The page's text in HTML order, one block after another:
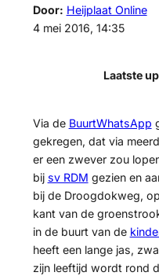
Door: Heijplaat Online
4 mei 2016, 14:35
Laatste
Via de BuurtWhatsApp
gekregen, dat via
er een zwever zou
bij sv RDM gezien en
bij de Droogdokweg,
kant van de
in de buurt van de
heeft een lange jas,
zijn leeftijd wordt rond